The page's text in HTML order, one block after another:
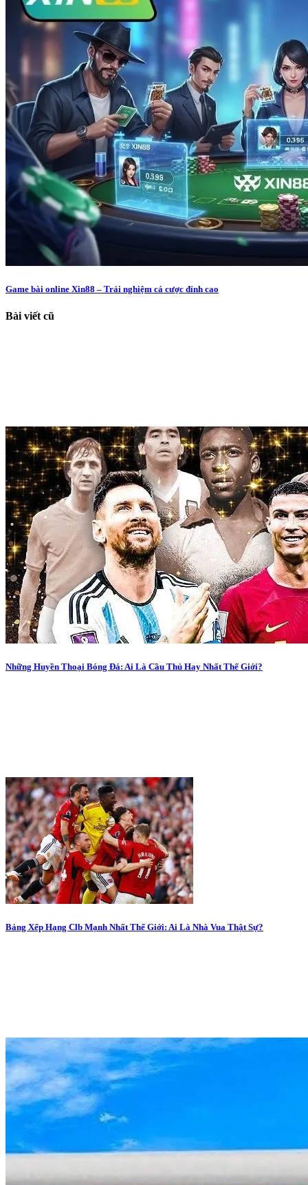
Game bài online Xin88 – Trải nghiệm cá cược đỉnh cao
Bài viết cũ
Những Huyền Thoại Bóng Đá: Ai Là Cầu Thủ Hay Nhất Thế Giới?
Bảng Xếp Hạng Clb Mạnh Nhất Thế Giới: Ai Là Nhà Vua Thật Sự?